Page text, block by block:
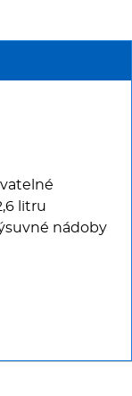
litru
nádoby